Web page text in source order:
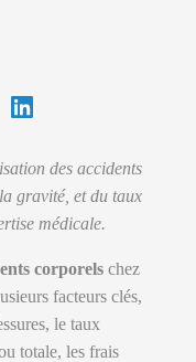
des accidents
gravité, et du taux
médicale.
corporels chez
facteurs clés,
le taux
totale, les frais